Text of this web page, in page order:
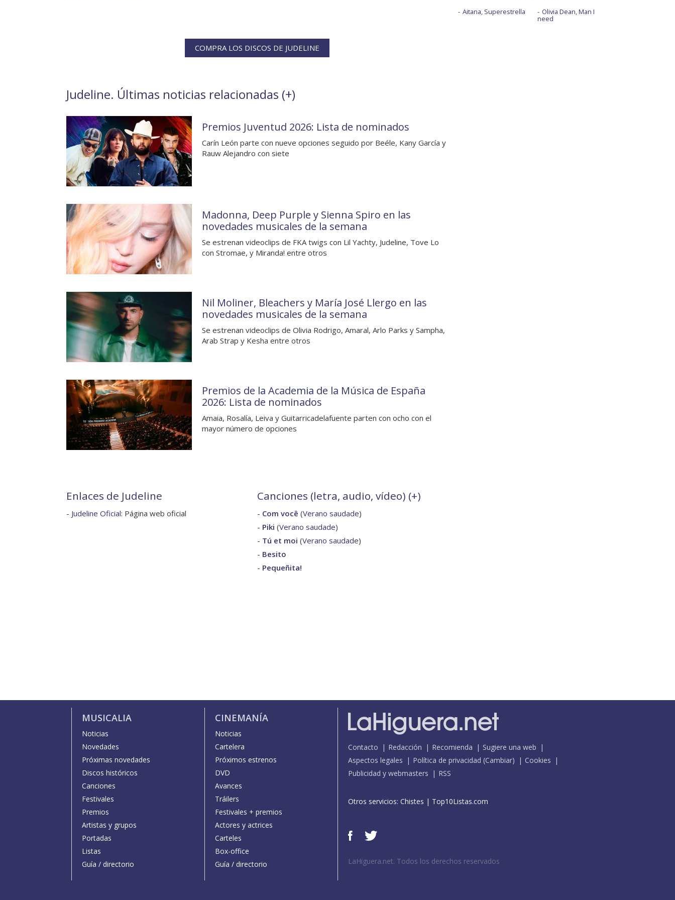
COMPRA LOS DISCOS DE JUDELINE
Judeline. Últimas noticias relacionadas (+)
Premios Juventud 2026: Lista de nominados
Carín León parte con nueve opciones seguido por Beéle, Kany García y
Rauw Alejandro con siete
Madonna, Deep Purple y Sienna Spiro en las
novedades musicales de la semana
Se estrenan videoclips de FKA twigs con Lil Yachty, Judeline, Tove Lo
con Stromae, y Miranda! entre otros
Nil Moliner, Bleachers y María José Llergo en las
novedades musicales de la semana
Se estrenan videoclips de Olivia Rodrigo, Amaral, Arlo Parks y Sampha,
Arab Strap y Kesha entre otros
Premios de la Academia de la Música de España
2026: Lista de nominados
Amaia, Rosalía, Leiva y Guitarricadelafuente parten con ocho con el
mayor número de opciones
Enlaces de Judeline
- Judeline Oficial: Página web oficial
Canciones (letra, audio, vídeo) (+)
- Com você (Verano saudade)
- Piki (Verano saudade)
- Tú et moi (Verano saudade)
- Besito
- Pequeñita!
Aitana, Superestrella Olivia Dean, Man I
need
MUSICALIA
Noticias
Novedades
Próximas novedades
Discos históricos
Canciones
Festivales
Premios
Artistas y grupos
Portadas
Listas
Guía / directorio
CINEMANÍA
Noticias
Cartelera
Próximos estrenos
DVD
Avances
Tráilers
Festivales + premios
Actores y actrices
Carteles
Box-office
Guía / directorio
Contacto Redacción Recomienda
Sugiere una web
Aspectos legales
Política de privacidad (Cambiar)
Cookies
Publicidad y webmasters
RSS
Otros servicios: Chistes | Top10Listas.com
LaHiguera.net. Todos los derechos reservados